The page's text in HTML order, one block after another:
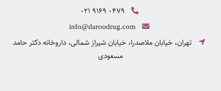
021 9169 0479
info@daroodrug.com
تهران، خیابان ملاصدرا، خیابان شیراز شمالی، داروخانه دکتر حامد
مسعودی